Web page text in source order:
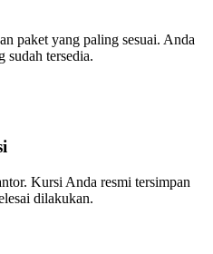
paket yang paling sesuai. Anda
sudah tersedia.
Kursi Anda resmi tersimpan
dilakukan.